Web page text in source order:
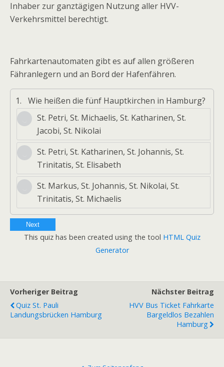
Inhaber zur ganztägigen Nutzung aller HVV-
Verkehrsmittel berechtigt.
Fahrkartenautomaten gibt es auf allen größeren
Fähranlegern und an Bord der Hafenfähren.
1.
Wie heißen die fünf Hauptkirchen in Hamburg?
St. Petri, St. Michaelis, St. Katharinen, St.
Jacobi, St. Nikolai
St. Petri, St. Katharinen, St. Johannis, St.
Trinitatis, St. Elisabeth
St. Markus, St. Johannis, St. Nikolai, St.
Trinitatis, St. Michaelis
Next
This quiz has been created using the tool HTML Quiz
Generator
Vorheriger Beitrag
Quiz St. Pauli
Landungsbrücken Hamburg
Nächster Beitrag
HVV Bus Ticket Fahrkarte
Bargeldlos Bezahlen
Hamburg